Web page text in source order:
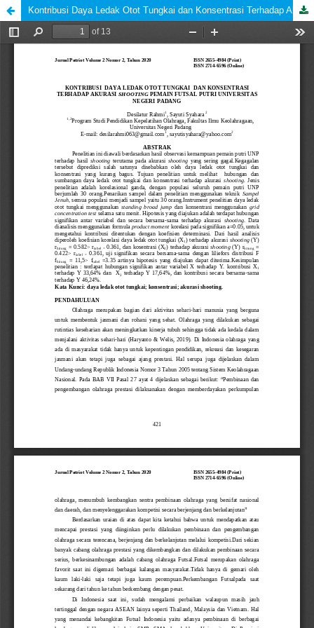
Kontribusi Daya Ledak Otot Tungkai dan Konsentrasi Terhadap Akurasi Shooting Pemain Futsal Putri Universitas Negeri Padang